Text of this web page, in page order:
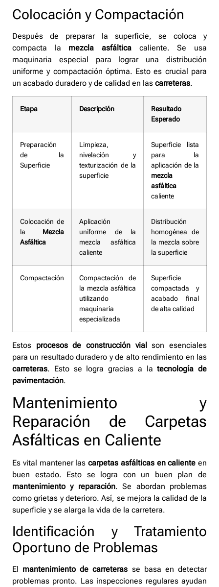
Colocación y Compactación
Después de preparar la superficie, se coloca y
compacta la mezcla asfáltica caliente. Se usa
maquinaria especial para lograr una distribución
uniforme y compactación óptima. Esto es crucial para
un acabado duradero y de calidad en las carreteras.
Etapa Descripción
Resultado
Esperado
Preparación
de la
Superficie
Limpieza,
nivelación y
texturización de la
superficie
Superficie lista
para la
aplicación de la
mezcla
asfáltica
caliente
Colocación de
la Mezcla
Asfáltica
Aplicación
uniforme de la
mezcla asfáltica
caliente
Distribución
homogénea de
la mezcla sobre
la superficie
Compactación
Compactación de
la mezcla asfáltica
utilizando
maquinaria
especializada
Superficie
compactada y
acabado final
de alta calidad
Estos procesos de construcción vialson esenciales
para un resultado duradero y de alto rendimiento en las
carreteras. Esto se logra gracias a latecnología de
pavimentación.
Mantenimiento y
Reparación de Carpetas
Asfálticas en Caliente
Es vital mantener las carpetas asfálticas en caliente en
buen estado. Esto se logra con un buen plan de
mantenimiento y reparación. Se abordan problemas
como grietas y deterioro. Así, se mejora la calidad de la
superficie y se alarga la vida de la carretera.
Identificación y Tratamiento
Oportuno de Problemas
El mantenimiento de carreteras se basa en detectar
problemas pronto. Las inspecciones regulares ayudan